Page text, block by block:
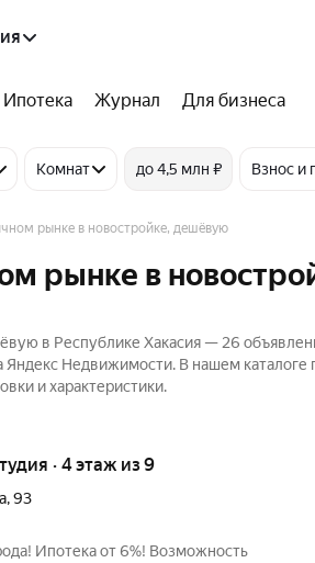
Ипотека Журнал Для бизнеса
Комнат до 4,5 млн ₽ Взнос и
рынке в новостройке, дешёвую
рынке в
в Республике Хакасия — 26
Недвижимости. В нашем
и характеристики.
· 4 этаж из 9
,93
Ипотека от 6%! Возможность